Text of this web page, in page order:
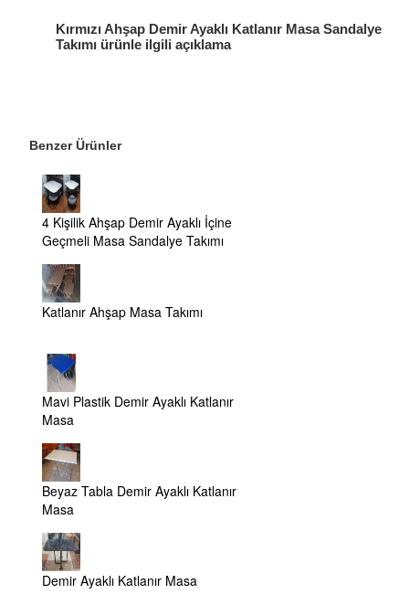
Kırmızı Ahşap Demir Ayaklı Katlanır Masa Sandalye
Takımı ürünle ilgili açıklama
Benzer Ürünler
4 Kişilik Ahşap Demir Ayaklı İçine
Geçmeli Masa Sandalye Takımı
Katlanır Ahşap Masa Takımı
Mavi Plastik Demir Ayaklı Katlanır
Masa
Beyaz Tabla Demir Ayaklı Katlanır
Masa
Demir Ayaklı Katlanır Masa